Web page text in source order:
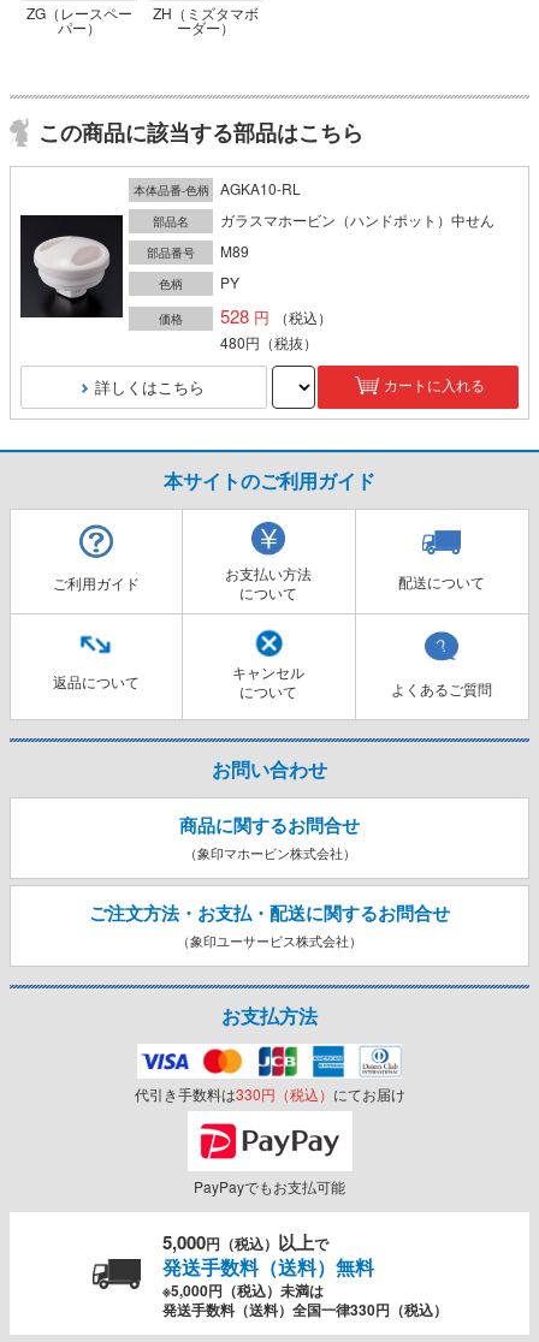
ZG（レースペー
パー）
ZH（ミズタマボ
ーダー）
この商品に該当する部品はこちら
本体品番-色柄 AGKA10-RL
部品名 ガラスマホービン（ハンドポット）中せん
部品番号 M89
色柄 PY
価格 528
（税込）
480円 （税抜）
詳しくはこちら カートに入れる
本サイトのご利用ガイド
ご利用ガイド
お支払い方法
について
配送について
返品について
キャンセル
について
よくあるご質問
お問い合わせ
商品に関するお問合せ
（象印マホービン株式会社）
ご注文方法・お支払・配送に関するお問合せ
（象印ユーサービス株式会社）
お支払方法
代引き手数料は330円（税込） にてお届け
PayPayでもお支払可能
5,000円（税込） 以上で
発送手数料（送料）無料
※5,000円（税込）未満は
発送手数料（送料）全国一律330円（税込）